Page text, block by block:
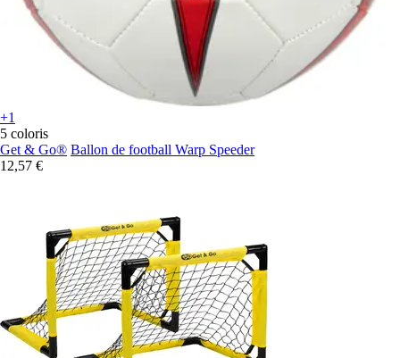
+1
5 coloris
Get & Go® Ballon de football Warp Speeder
12,57 €